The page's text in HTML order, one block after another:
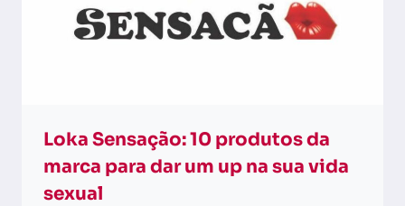
Loka Sensação: 10 produtos da
marca para dar um up na sua vida
sexual